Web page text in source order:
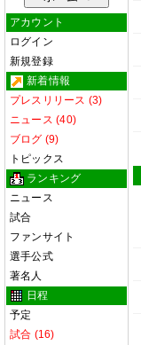
アカウント
ログイン
新規登録
新着情報
プレスリリース (3)
ニュース (40)
ブログ (9)
トピックス
ランキング
ニュース
試合
ファンサイト
選手公式
著名人
日程
予定
試合 (16)